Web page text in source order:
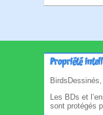
Propriété
Les BDs et
sont protégés